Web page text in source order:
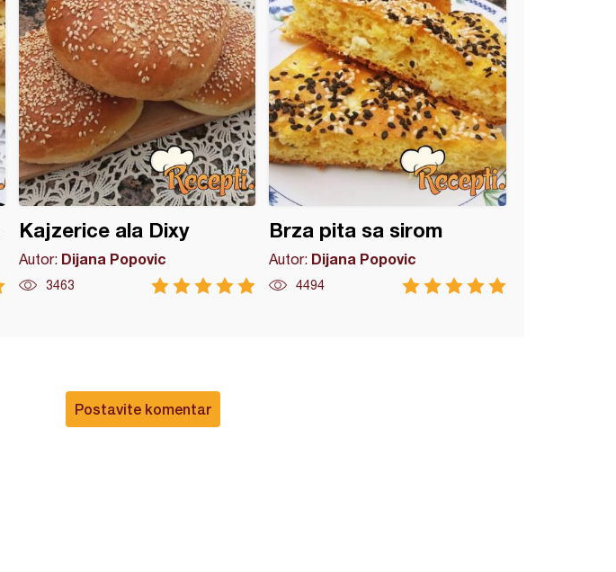
Kajzerice ala Dixy
Autor: Dijana Popovic
3463
Brza pita sa sirom
Autor: Dijana Popovic
4494
Postavite komentar